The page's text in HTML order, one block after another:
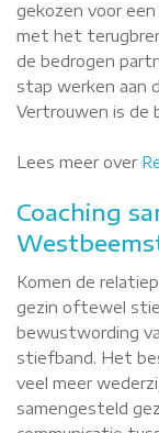
gekozen voor
met het
de bedrogen
stap werken aan
Vertrouwen is de
Lees meer over
Coaching
Komen de
gezin oftewel
bewustwording
stiefband. Het
veel meer
samengesteld